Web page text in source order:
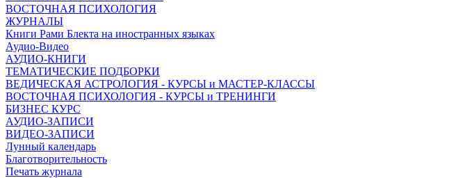
ВОСТОЧНАЯ ПСИХОЛОГИЯ
ЖУРНАЛЫ
Книги Рами Блекта на иностранных языках
Аудио-Видео
АУДИО-КНИГИ
ТЕМАТИЧЕСКИЕ ПОДБОРКИ
ВЕДИЧЕСКАЯ АСТРОЛОГИЯ - КУРСЫ и МАСТЕР-КЛАССЫ
ВОСТОЧНАЯ ПСИХОЛОГИЯ - КУРСЫ и ТРЕНИНГИ
БИЗНЕС КУРС
АУДИО-ЗАПИСИ
ВИДЕО-ЗАПИСИ
Лунный календарь
Благотворительность
Печать журнала